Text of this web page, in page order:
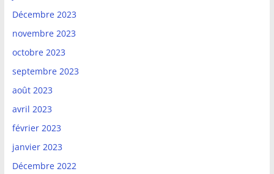
Décembre 2023
novembre 2023
octobre 2023
septembre 2023
août 2023
avril 2023
février 2023
janvier 2023
Décembre 2022